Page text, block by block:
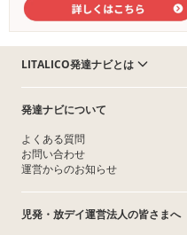
LITALICO発達ナビとは
発達ナビについて
よくある質問
お問い合わせ
運営からのお知らせ
児発・放デイ運営法人の皆さまへ